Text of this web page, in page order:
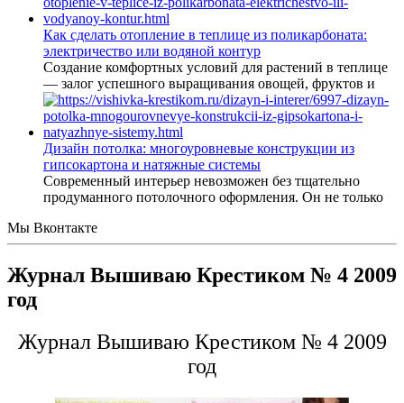
Как сделать отопление в теплице из поликарбоната:
электричество или водяной контур
Создание комфортных условий для растений в теплице
— залог успешного выращивания овощей, фруктов и
Дизайн потолка: многоуровневые конструкции из
гипсокартона и натяжные системы
Современный интерьер невозможен без тщательно
продуманного потолочного оформления. Он не только
Мы Вконтакте
Журнал Вышиваю Крестиком № 4 2009
год
Журнал Вышиваю Крестиком № 4 2009
год